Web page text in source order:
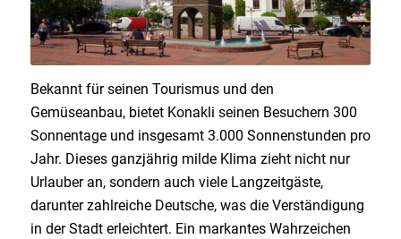
Bekannt für seinen Tourismus und den
Gemüseanbau, bietet Konakli seinen Besuchern 300
Sonnentage und insgesamt 3.000 Sonnenstunden pro
Jahr. Dieses ganzjährig milde Klima zieht nicht nur
Urlauber an, sondern auch viele Langzeitgäste,
darunter zahlreiche Deutsche, was die Verständigung
in der Stadt erleichtert. Ein markantes Wahrzeichen